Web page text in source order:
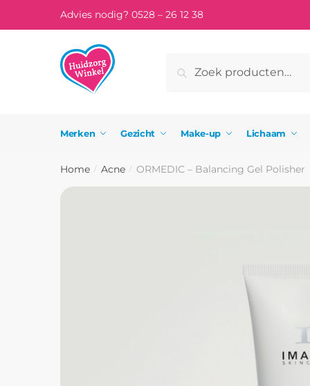
to
navigation
to
Advies nodig? 0528 – 26 12 38
naar:
Zoeken
Merken Gezicht Make-up Lichaam
Home / Acne / ORMEDIC – Balancing Gel Polisher